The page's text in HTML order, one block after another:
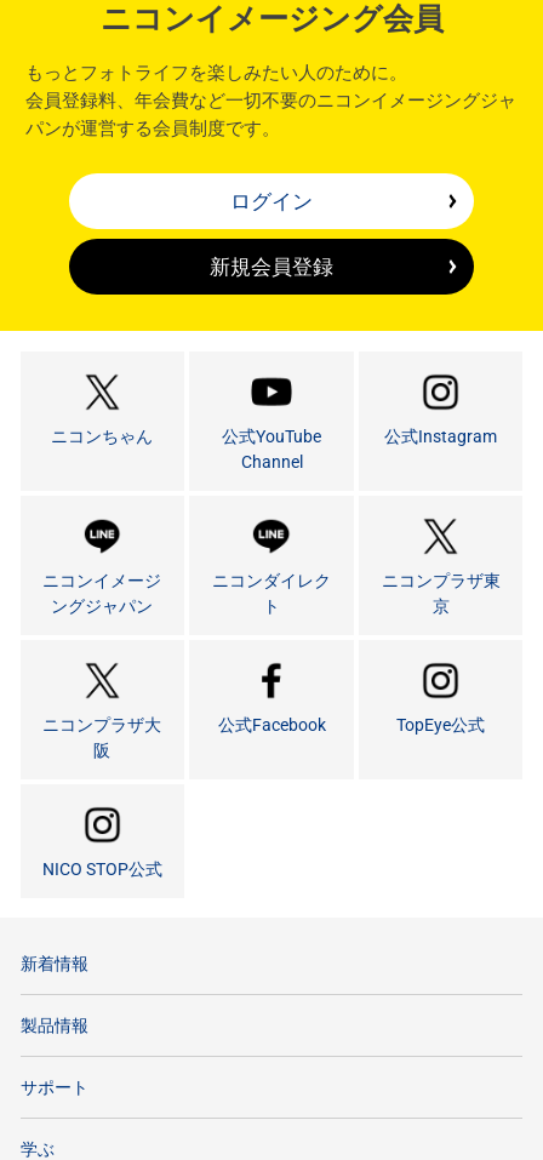
ニコンイメージング会員
もっとフォトライフを楽しみたい人のために。
会員登録料、年会費など一切不要のニコンイメージングジャ
パンが運営する会員制度です。
ログイン
新規会員登録
ニコンちゃん
公式YouTube
Channel
公式Instagram
ニコンイメージ
ングジャパン
ニコンダイレク
ト
ニコンプラザ東
京
ニコンプラザ大
阪
公式Facebook TopEye公式
NICO STOP公式
新着情報
製品情報
サポート
学ぶ